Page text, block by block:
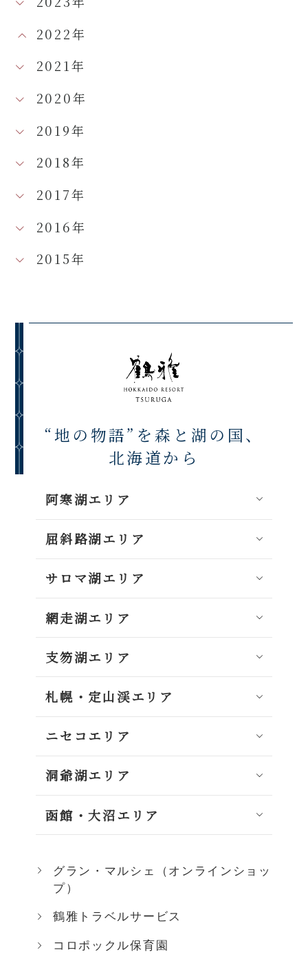
2022年
2021年
2020年
2019年
2018年
2017年
2016年
2015年
“地の物語”を森と湖の国、
北海道から
阿寒湖エリア
屈斜路湖エリア
サロマ湖エリア
網走湖エリア
支笏湖エリア
札幌・定山渓エリア
ニセコエリア
洞爺湖エリア
函館・大沼エリア
グラン・マルシェ（オンラインショッ
プ）
鶴雅トラベルサービス
コロポックル保育園